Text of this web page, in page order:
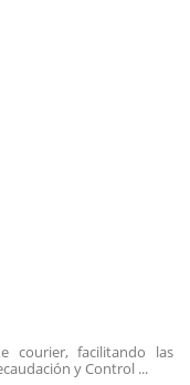
courier, facilitando las
y Control ...